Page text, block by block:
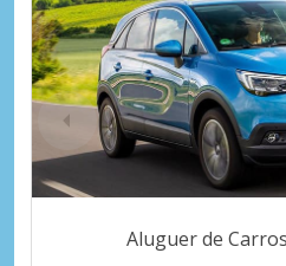
Aluguer de